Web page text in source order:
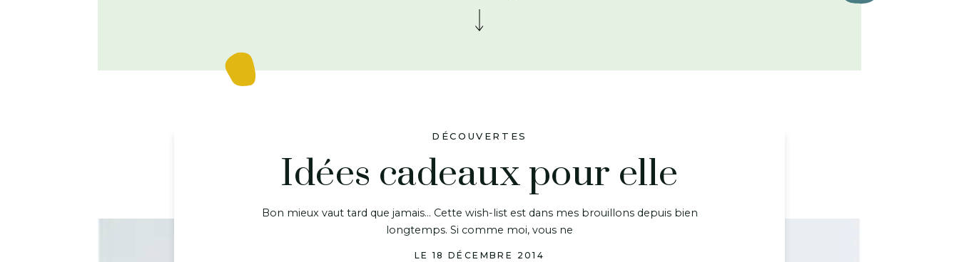
DÉCOUVERTES
Idées cadeaux pour elle
Bon mieux vaut tard que jamais… Cette wish-list est dans mes brouillons depuis bien
longtemps. Si comme moi, vous ne
LE 18 DÉCEMBRE 2014